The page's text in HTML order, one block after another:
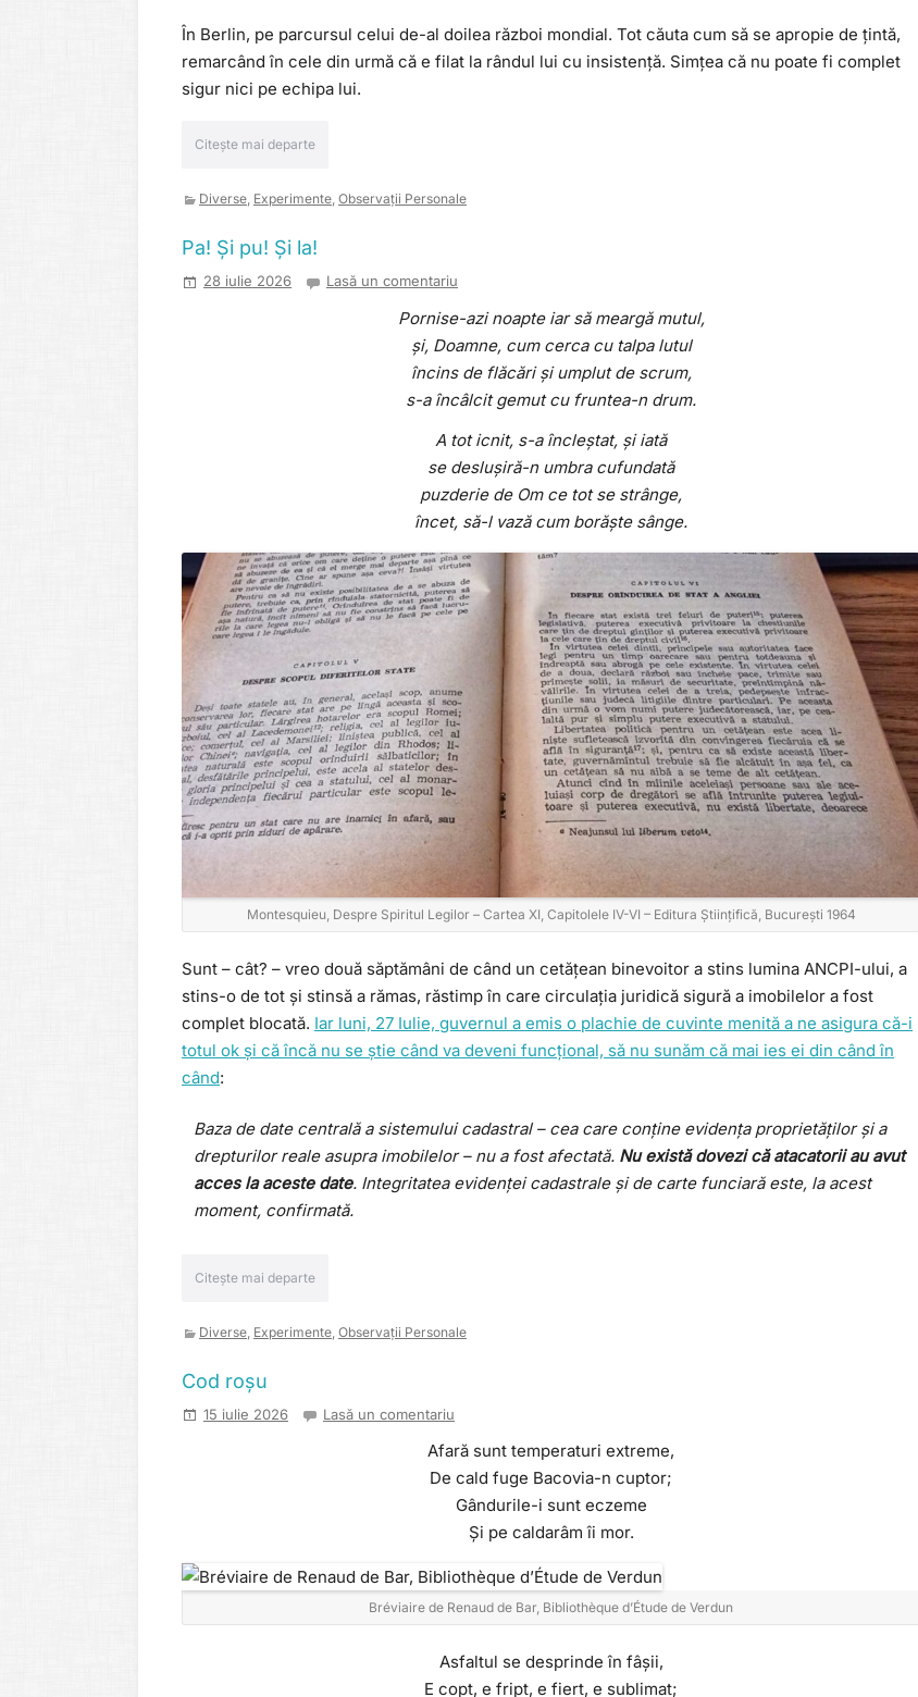
În Berlin, pe parcursul celui de-al doilea război mondial. Tot căuta cum să se apropie de țintă,
remarcând în cele din urmă că e filat la rândul lui cu insistență. Simțea că nu poate fi complet
sigur nici pe echipa lui.
Citește mai departe
Diverse, Experimente, Observații Personale
Pa! Și pu! Și la!
28 iulie 2026 Lasă un comentariu
Pornise-azi noapte iar să meargă mutul,
și, Doamne, cum cerca cu talpa lutul
încins de flăcări și umplut de scrum,
s-a încâlcit gemut cu fruntea-n drum.
A tot icnit, s-a încleștat, și iată
se deslușiră-n umbra cufundată
puzderie de Om ce tot se strânge,
încet, să-l vază cum borăște sânge.
Montesquieu, Despre Spiritul Legilor – Cartea XI, Capitolele IV-VI – Editura Științifică, București 1964
Sunt – cât? – vreo două săptămâni de când un cetățean binevoitor a stins lumina ANCPI-ului, a
stins-o de tot și stinsă a rămas, răstimp în care circulația juridică sigură a imobilelor a fost
complet blocată. Iar luni, 27 Iulie, guvernul a emis o plachie de cuvinte menită a ne asigura că-i
totul ok și că încă nu se știe când va deveni funcțional, să nu sunăm că mai ies ei din când în
când:
Baza de date centrală a sistemului cadastral – cea care conține evidența proprietăților și a
drepturilor reale asupra imobilelor – nu a fost afectată. Nu există dovezi că atacatorii au avut
acces la aceste date. Integritatea evidenței cadastrale și de carte funciară este, la acest
moment, confirmată.
Citește mai departe
Diverse Experimente Observații Personale
Cod roșu
15 iulie 2026 Lasă un comentariu
Afară sunt temperaturi extreme,
De cald fuge Bacovia-n cuptor;
Gândurile-i sunt eczeme
Și pe caldarâm îi mor.
Bréviaire de Renaud de Bar, Bibliothèque d’Étude de Verdun
Asfaltul se desprinde în fâșii,
E copt, e fript, e fiert, e sublimat;